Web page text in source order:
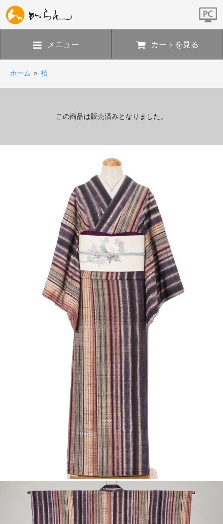
メニュー カートを見る
ホーム > 袷
この商品は販売済みとなりました。